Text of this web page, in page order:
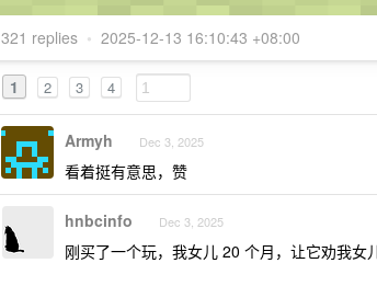
321 replies • 2025-12-13 16:10:43 +08:00
1 2 3 4
Armyh Dec 3, 2025
看着挺有意思，赞
hnbcinfo Dec 3, 2025
刚买了一个玩，我女儿 20 个月，让它劝我女